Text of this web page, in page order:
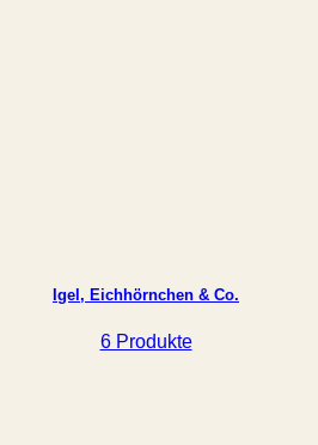
Igel, Eichhörnchen & Co.
6 Produkte